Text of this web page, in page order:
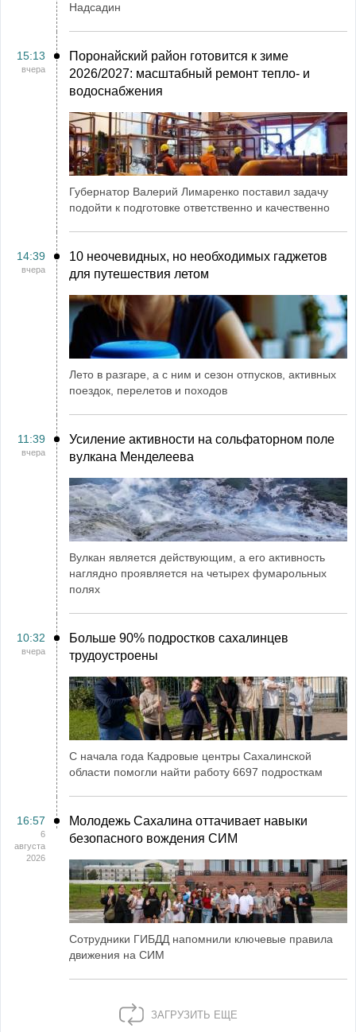
Надсадин
15:13
вчера
Поронайский район готовится к зиме
2026/2027: масштабный ремонт тепло- и
водоснабжения
Губернатор Валерий Лимаренко поставил задачу
подойти к подготовке ответственно и качественно
14:39
вчера
10 неочевидных, но необходимых гаджетов
для путешествия летом
Лето в разгаре, а с ним и сезон отпусков, активных
поездок, перелетов и походов
11:39
вчера
Усиление активности на сольфаторном поле
вулкана Менделеева
Вулкан является действующим, а его активность
наглядно проявляется на четырех фумарольных
полях
10:32
вчера
Больше 90% подростков сахалинцев
трудоустроены
С начала года Кадровые центры Сахалинской
области помогли найти работу 6697 подросткам
16:57
6
августа
2026
Молодежь Сахалина оттачивает навыки
безопасного вождения СИМ
Сотрудники ГИБДД напомнили ключевые правила
движения на СИМ
ЗАГРУЗИТЬ ЕЩЕ